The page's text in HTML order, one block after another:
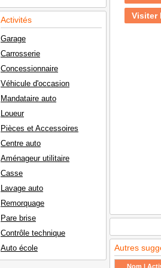
Activités
Garage
Carrosserie
Concessionnaire
Véhicule d'occasion
Mandataire auto
Loueur
Pièces et Accessoires
Centre auto
Aménageur utilitaire
Casse
Lavage auto
Remorquage
Pare brise
Contrôle technique
Auto école
Visiter
Autres
Nom |